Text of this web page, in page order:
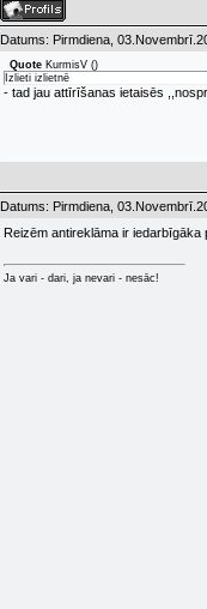
Datums: Pirmdiena,
Quote KurmisV ()
Izlieti izlietnē
- tad jau attīrīšanas ietaisēs
Datums: Pirmdiena,
Reizēm antireklāma ir
Ja vari - dari, ja nevari - nesāc!